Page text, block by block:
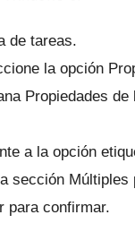
de tareas.
la opción
Propiedades
a la opción
sección Múltiples
para confirmar.